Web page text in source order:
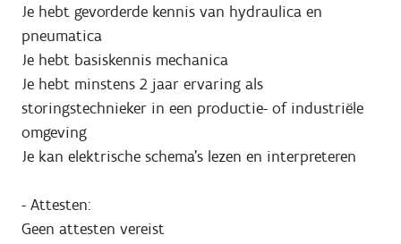
Je hebt gevorderde kennis van hydraulica en
pneumatica
Je hebt basiskennis mechanica
Je hebt minstens 2 jaar ervaring als
storingstechnieker in een productie- of industriële
omgeving
Je kan elektrische schema’s lezen en interpreteren
- Attesten:
Geen attesten vereist